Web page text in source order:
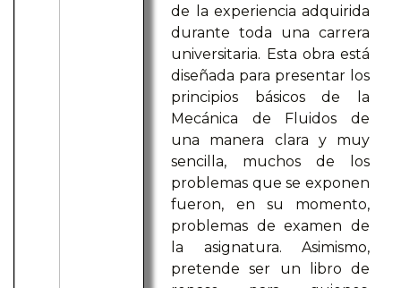
de la experiencia adquirida
durante toda una carrera
universitaria. Esta obra está
diseñada para presentar los
principios básicos de la
Mecánica de Fluidos de
una manera clara y muy
sencilla, muchos de los
problemas que se exponen
fueron, en su momento,
problemas de examen de
la asignatura. Asimismo,
pretende ser un libro de